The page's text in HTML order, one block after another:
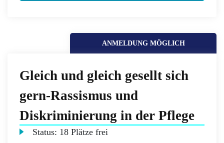
ANMELDUNG MÖGLICH
Gleich und gleich gesellt sich
gern-Rassismus und
Diskriminierung in der Pflege
Status: 18 Plätze frei